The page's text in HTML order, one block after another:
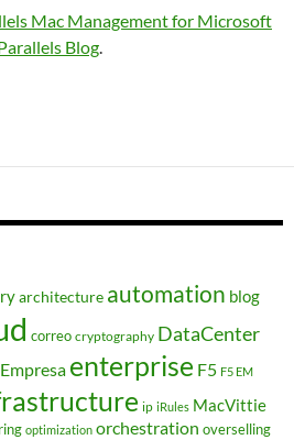
Mac Management for Microsoft
Blog.
architecture automation blog
correo cryptography DataCenter
Empresa enterprise F5 F5 EM
ip iRules MacVittie
optimization orchestration overselling